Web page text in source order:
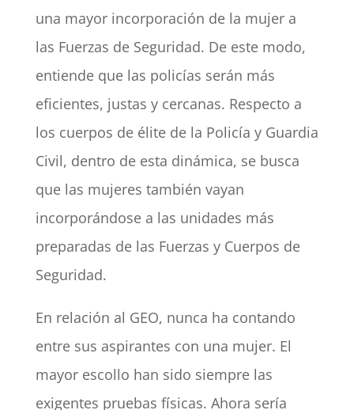
una mayor incorporación de la mujer a
las Fuerzas de Seguridad. De este modo,
entiende que las policías serán más
eficientes, justas y cercanas. Respecto a
los cuerpos de élite de la Policía y Guardia
Civil, dentro de esta dinámica, se busca
que las mujeres también vayan
incorporándose a las unidades más
preparadas de las Fuerzas y Cuerpos de
Seguridad.
En relación al GEO, nunca ha contando
entre sus aspirantes con una mujer. El
mayor escollo han sido siempre las
exigentes pruebas físicas. Ahora sería